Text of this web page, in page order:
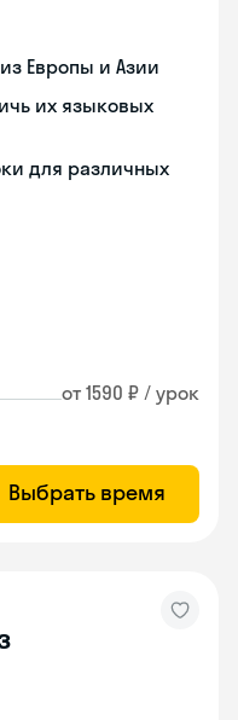
Европы и Азии
их языковых
для различных
от 1590 ₽ / урок
Выбрать время